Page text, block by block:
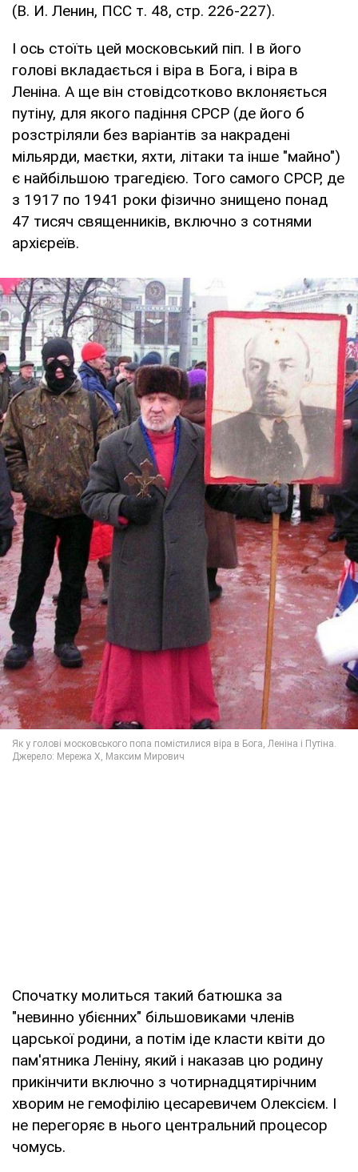
(В. И. Ленин, ПСС т. 48, стр. 226-227).
І ось стоїть цей московський піп. І в його
голові вкладається і віра в Бога, і віра в
Леніна. А ще він стовідсотково вклоняється
путіну, для якого падіння СРСР (де його б
розстріляли без варіантів за накрадені
мільярди, маєтки, яхти, літаки та інше "майно")
є найбільшою трагедією. Того самого СРСР, де
з 1917 по 1941 роки фізично знищено понад
47 тисяч священників, включно з сотнями
архієреїв.
Спочатку молиться такий батюшка за
"невинно убієнних" більшовиками членів
царської родини, а потім іде класти квіти до
пам'ятника Леніну, який і наказав цю родину
прикінчити включно з чотирнадцятирічним
хворим не гемофілію цесаревичем Олексієм. І
не перегоряє в нього центральний процесор
чомусь.